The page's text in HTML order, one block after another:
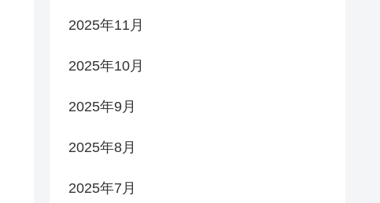
2025年11月
2025年10月
2025年9月
2025年8月
2025年7月